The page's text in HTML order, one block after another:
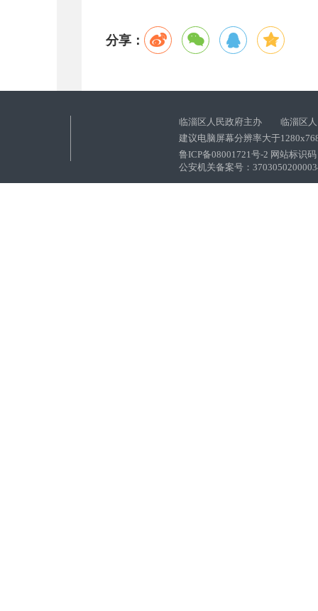
分享：
临淄区人民政府主办 临淄区人
建议电脑屏幕分辨率大于
鲁ICP备08001721号-2 网站标识
公安机关备案号：